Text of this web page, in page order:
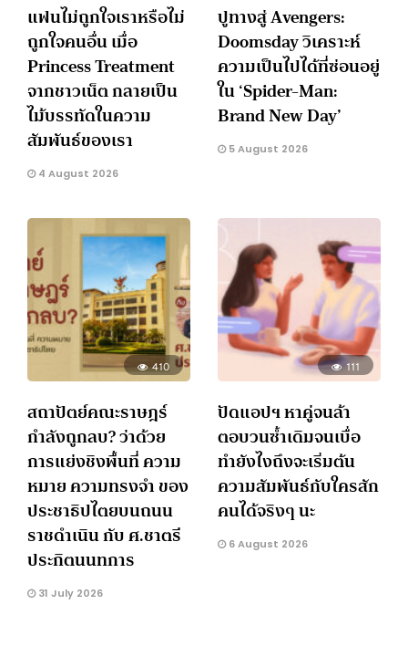
แฟนไม่ถูกใจเราหรือไม่
ถูกใจคนอื่น เมื่อ
Princess Treatment
จากชาวเน็ต กลายเป็น
ไม้บรรทัดในความ
สัมพันธ์ของเรา
4 August 2026
ปูทางสู่ Avengers:
Doomsday วิเคราะห์
ความเป็นไปได้ที่ซ่อนอยู่
ใน ‘Spider-Man:
Brand New Day’
5 August 2026
410
สถาปัตย์คณะราษฎร์
กำลังถูกลบ? ว่าด้วย
การแย่งชิงพื้นที่ ความ
หมาย ความทรงจำ ของ
ประชาธิปไตยบนถนน
ราชดำเนิน กับ ศ.ชาตรี
ประกิตนนทการ
31 July 2026
111
ปัดแอปฯ หาคู่จนล้า
ตอบวนซ้ำเดิมจนเบื่อ
ทำยังไงถึงจะเริ่มต้น
ความสัมพันธ์กับใครสัก
คนได้จริงๆ นะ
6 August 2026